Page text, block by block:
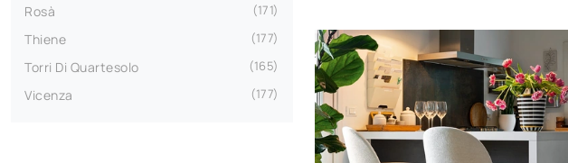
Rosà 171
Thiene 177
Torri Di Quartesolo 165
Vicenza 177